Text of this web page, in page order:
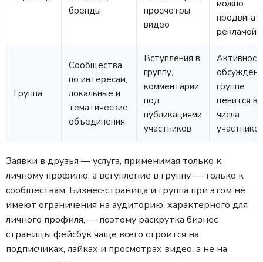
бренды
просмотры
видео
можно
рекламой
Группа
Сообщества
по интересам,
локальные и
тематические
объединения
Вступления в
группу,
комментарии
под
публикациями
участников
группе
ценится
числа
Заявки в друзья — услуга, применимая только к
личному профилю, а вступление в группу — только к
сообществам. Бизнес-страница и группа при этом не
имеют ограничения на аудиторию, характерного для
личного профиля, — поэтому раскрутка бизнес
страницы фейсбук чаще всего строится на
подписчиках, лайках и просмотрах видео, а не на